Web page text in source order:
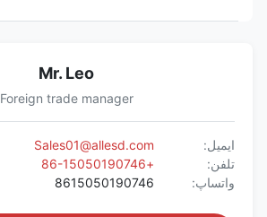
Mr. Leo
Foreign trade manager
ایمیل:
Sales01@allesd.com
تلفن:
+86-15050190746
واتساپ:
8615050190746